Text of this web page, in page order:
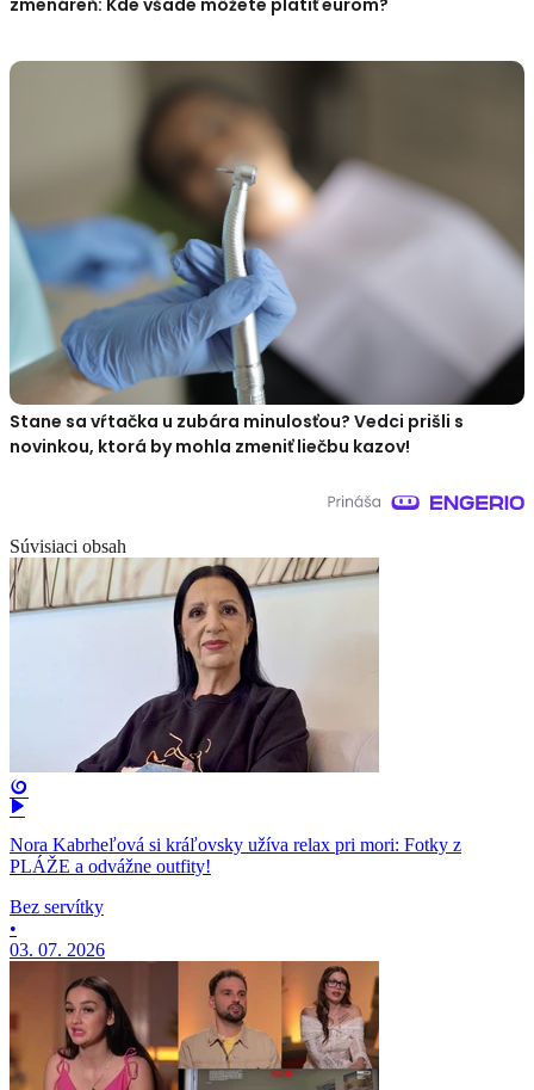
Stane sa vŕtačka u zubára minulosťou? Vedci prišli s
novinkou, ktorá by mohla zmeniť liečbu kazov!
Súvisiaci obsah
Nora Kabrheľová si kráľovsky užíva relax pri mori: Fotky z
PLÁŽE a odvážne outfity!
Bez servítky
•
03. 07. 2026